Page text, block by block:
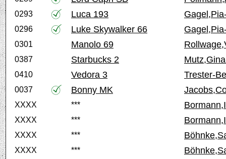
0293 Luca 193
0296 Luke Skywalker 66
0301 Manolo 69
0387 Starbucks 2
0410 Vedora 3 Trester-
0037 Bonny MK
XXXX ***
XXXX ***
XXXX ***
XXXX ***